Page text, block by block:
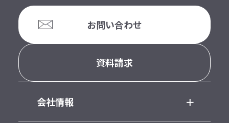
お問い合わせ
資料請求
会社情報